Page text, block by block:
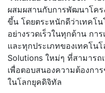
ผสมผสานกับการพัฒนาโค
ขึ้น โดยตระหนักดีว่าเทคโ
อย่างรวดเร็วในทุกด้าน กา
และทุกประเภทของเทคโนโ
Solutions ใหม่ๆ ที่สามาร
เพื่อตอบสนองความต้องกา
ในโลกยุคดิจิทัล